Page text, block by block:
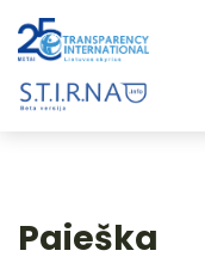
Paieška